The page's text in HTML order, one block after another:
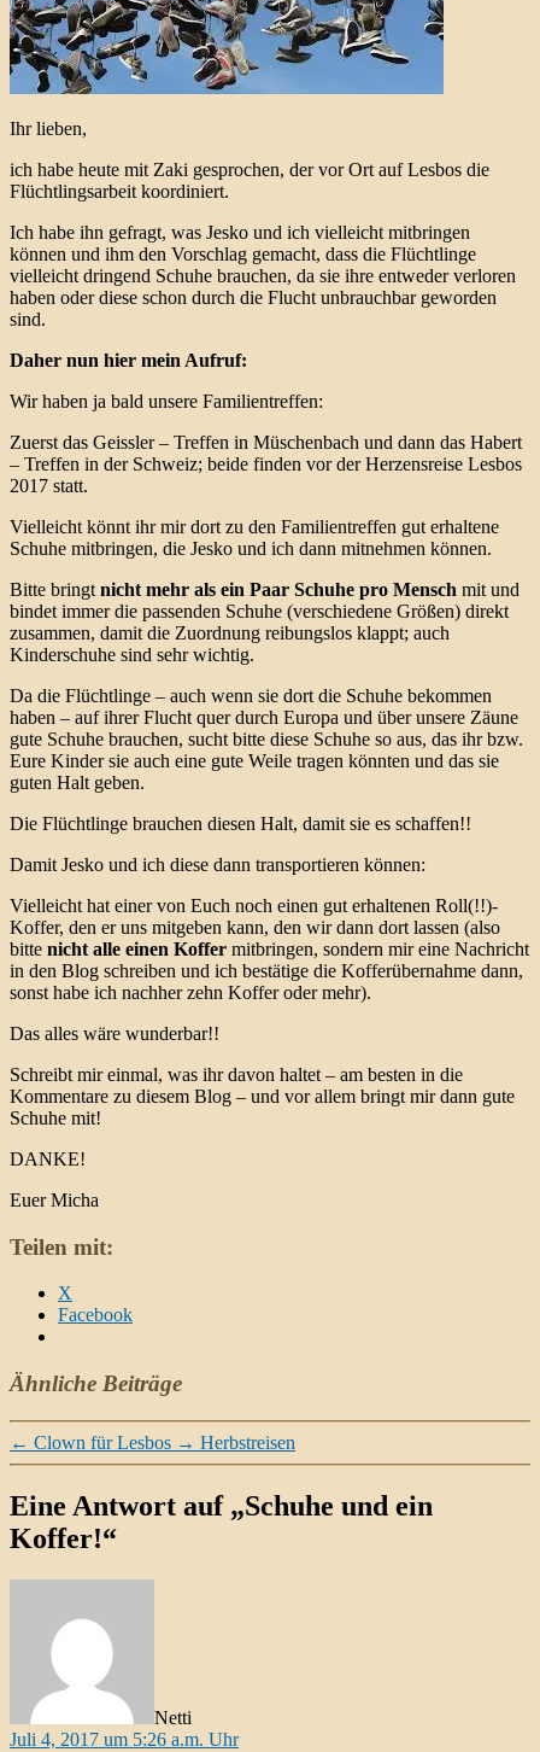
Ihr lieben,
ich habe heute mit Zaki gesprochen, der vor Ort auf Lesbos die
Flüchtlingsarbeit koordiniert.
Ich habe ihn gefragt, was Jesko und ich vielleicht mitbringen
können und ihm den Vorschlag gemacht, dass die Flüchtlinge
vielleicht dringend Schuhe brauchen, da sie ihre entweder verloren
haben oder diese schon durch die Flucht unbrauchbar geworden
sind.
Daher nun hier mein Aufruf:
Wir haben ja bald unsere Familientreffen:
Zuerst das Geissler – Treffen in Müschenbach und dann das Habert
– Treffen in der Schweiz; beide finden vor der Herzensreise Lesbos
2017 statt.
Vielleicht könnt ihr mir dort zu den Familientreffen gut erhaltene
Schuhe mitbringen, die Jesko und ich dann mitnehmen können.
Bitte bringt nicht mehr als ein Paar Schuhe pro Mensch mit und
bindet immer die passenden Schuhe (verschiedene Größen) direkt
zusammen, damit die Zuordnung reibungslos klappt; auch
Kinderschuhe sind sehr wichtig.
Da die Flüchtlinge – auch wenn sie dort die Schuhe bekommen
haben – auf ihrer Flucht quer durch Europa und über unsere Zäune
gute Schuhe brauchen, sucht bitte diese Schuhe so aus, das ihr bzw.
Eure Kinder sie auch eine gute Weile tragen könnten und das sie
guten Halt geben.
Die Flüchtlinge brauchen diesen Halt, damit sie es schaffen!!
Damit Jesko und ich diese dann transportieren können:
Vielleicht hat einer von Euch noch einen gut erhaltenen Roll(!!)-
Koffer, den er uns mitgeben kann, den wir dann dort lassen (also
bitte nicht alle einen Koffer mitbringen, sondern mir eine Nachricht
in den Blog schreiben und ich bestätige die Kofferübernahme dann,
sonst habe ich nachher zehn Koffer oder mehr).
Das alles wäre wunderbar!!
Schreibt mir einmal, was ihr davon haltet – am besten in die
Kommentare zu diesem Blog – und vor allem bringt mir dann gute
Schuhe mit!
DANKE!
Euer Micha
Teilen mit:
X
Facebook
Ähnliche Beiträge
← Clown für Lesbos → Herbstreisen
Eine Antwort auf „Schuhe und ein
Koffer!“
Netti
Juli 4, 2017 um 5:26 a.m. Uhr